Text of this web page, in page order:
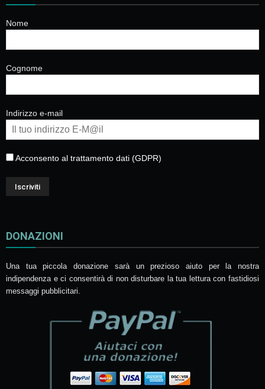
Nome
Cognome
Indirizzo e-mail
Acconsento al trattamento dati (GDPR)
DONAZIONI
Una tua piccola donazione sarà un prezioso aiuto per la nostra
indipendenza e ci consentirà di non disturbare la tua lettura con fastidiosi
messaggi pubblicitari.